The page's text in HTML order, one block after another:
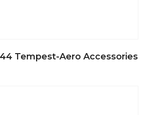
Tempest-Aero Accessories